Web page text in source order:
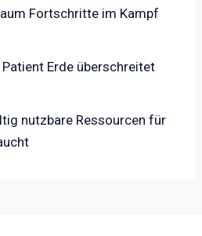
Fortschritte im Kampf
Erde überschreitet
nutzbare Ressourcen für